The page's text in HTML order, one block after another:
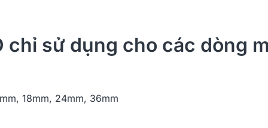
chỉ sử dụng cho các dòng
18mm, 24mm, 36mm